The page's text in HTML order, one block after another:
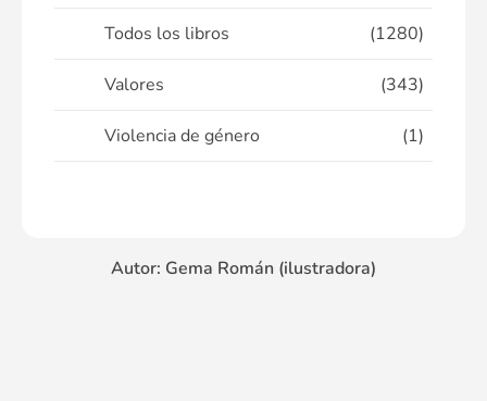
Todos los libros (1280)
Valores (343)
Violencia de género (1)
Autor: Gema Román (ilustradora)